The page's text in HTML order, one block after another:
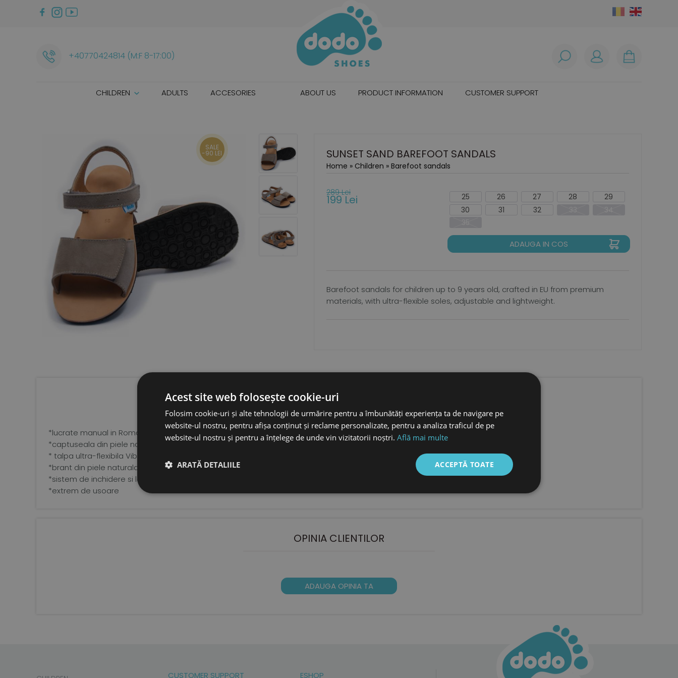
+40770424814 (M:F 8-17:00)
CHILDREN ADULTS ACCESORIES ABOUT US PRODUCT INFORMATION CUSTOMER SUPPORT
SALE
-90 LEI SUNSET SAND BAREFOOT SANDALS
Home » Children » Barefoot sandals
289 Lei
199 Lei 25 26 27 28
29
30
31 32
ADAUGA IN COS
Barefoot sandals for children up to 9 years old, crafted in EU from premium
materials, with ultra-flexible soles, adjustable and lightweight.
*lucrate manual in Romania, din piele moale,premium
*captuseala din piele naturala tabacita vegetal, fara crom
* talpa ultra-flexibila Vibram Supernewflex de 6/8 mm, perfect plata
*brant din piele naturala tabacita vegetal
*sistem de inchidere si latime ajustabile, cu velcro
*extrem de usoare
OPINIA CLIENTILOR
ADAUGA OPINIA TA
CUSTOMER SUPPORT ESHOP
Acest site web folosește cookie-uri
Folosim cookie-uri și alte tehnologii de urmărire pentru a îmbunătăți experiența ta de navigare pe
website-ul nostru, pentru afișa conținut și reclame personalizate, pentru a analiza traficul de pe
website-ul nostru și pentru a înțelege de unde vin vizitatorii noștri. Află mai multe
ACCEPTĂ TOATE
ARATĂ DETALIILE